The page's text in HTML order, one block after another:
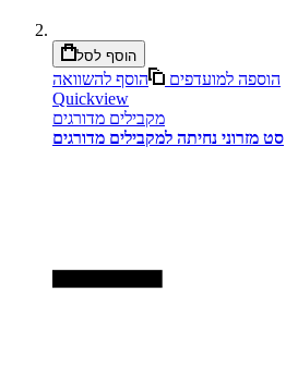
הוסף לסל
הוספה למועדפים
הוסף להשוואה
Quickview
מקבילים מדורגים
סט מזרוני נחיתה למקבילים מדורגים